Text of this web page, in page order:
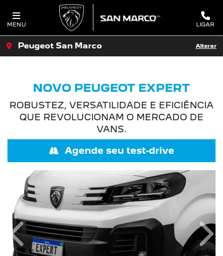
MENU LIGAR
Peugeot San Marco Alterar
NOVO PEUGEOT EXPERT
ROBUSTEZ, VERSATILIDADE E EFICIÊNCIA
QUE REVOLUCIONAM O MERCADO DE
VANS.
Agende seu test-drive
Anterior